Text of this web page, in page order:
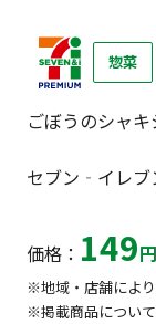
惣菜
ごぼうのシャ
セブン‐イレブ
価格： 149
※地域・店舗によ
※掲載商品につい